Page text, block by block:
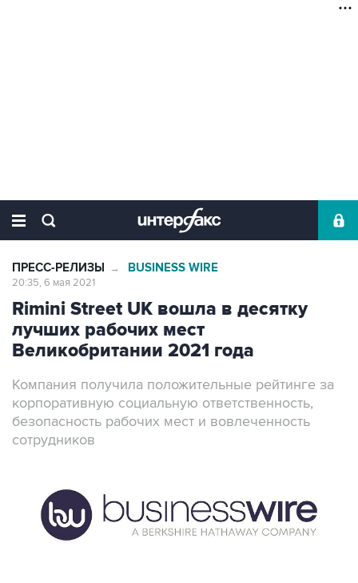
ПРЕСС-РЕЛИЗЫ → BUSINESS WIRE
20:35, 6 мая 2021
Rimini Street UK вошла в десятку
лучших рабочих мест
Великобритании 2021 года
Компания получила положительные рейтинге за
корпоративную социальную ответственность,
безопасность рабочих мест и вовлеченность
сотрудников